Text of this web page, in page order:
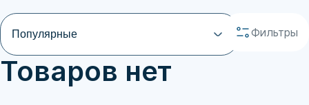
Популярные Фильтры
Товаров нет